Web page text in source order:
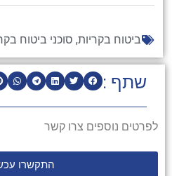
שתף :
לפרטים נוספים צרו קשר
התקשרו
ביטוח בקריות, סוכני ביטוח